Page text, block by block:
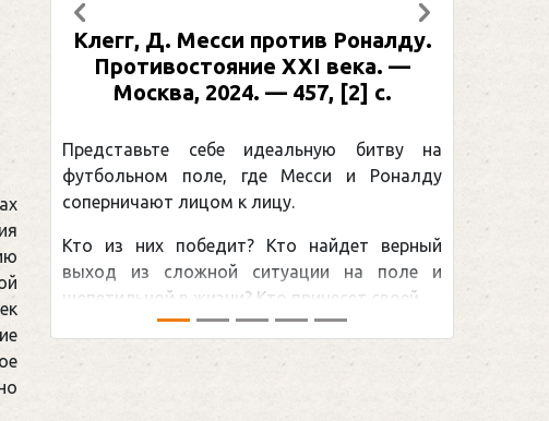
Клегг, Д. Месси против Роналду.
Противостояние XXI века. —
Москва, 2024. — 457, [2] с.
Представьте себе идеальную битву на
футбольном поле, где Месси и Роналду
соперничают лицом к лицу.
Кто из них победит? Кто найдет верный
выход из сложной ситуации на поле и
щепетильной в жизни? Кто принесет своей ...
Предыдущий Следующий